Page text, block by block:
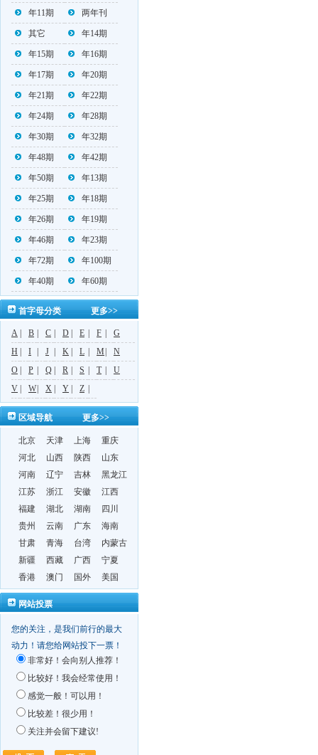
年11期 两年刊
其它 年14期
年15期 年16期
年17期 年20期
年21期 年22期
年24期 年28期
年30期 年32期
年48期 年42期
年50期 年13期
年25期 年18期
年26期 年19期
年46期 年23期
年72期 年100期
年40期 年60期
更多>>
首字母分类
A B C D E F
G
H
I J K L M
N
O
P Q R S T
U
V
W X Y Z
更多>>
区域导航
北京 天津 上海
重庆
河北
山西 陕西
山东
河南
辽宁 吉林
黑龙江
江苏
浙江 安徽
江西
福建
湖北 湖南
四川
贵州
云南 广东
海南
甘肃
青海 台湾
内蒙古
新疆
西藏 广西
宁夏
香港
澳门 国外 美国
网站投票
您的关注，是我们前行的最大
动力！请您给网站投下一票！
非常好！会向别人推荐！
比较好！我会经常使用！
感觉一般！可以用！
比较差！很少用！
关注并会留下建议!